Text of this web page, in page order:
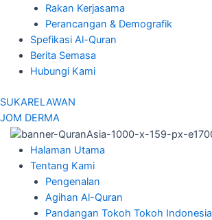
Rakan Kerjasama
Perancangan & Demografik
Spefikasi Al-Quran
Berita Semasa
Hubungi Kami
SUKARELAWAN
JOM DERMA
Halaman Utama
Tentang Kami
Pengenalan
Agihan Al-Quran
Pandangan Tokoh Tokoh Indonesia